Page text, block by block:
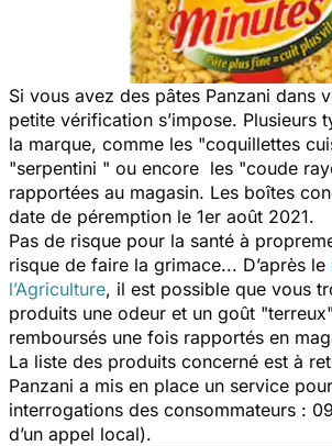
Si vous avez des pâtes Panzani dans
petite vérification s’impose. Plusieurs
la marque, comme les "coquillettes
"serpentini " ou encore les "coude
rapportées au magasin. Les boîtes
date de péremption le 1er août 2021.
Pas de risque pour la santé à
risque de faire la grimace... D’après le
l’Agriculture, il est possible que vous
produits une odeur et un goût
remboursés une fois rapportés en
La liste des produits concerné est à
Panzani a mis en place un service
interrogations des consommateurs :
d’un appel local).